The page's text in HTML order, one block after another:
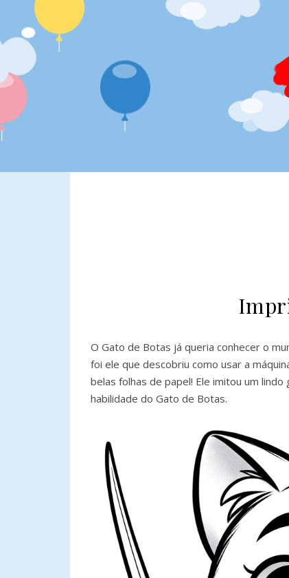
O Gato de Botas já queria conhecer o
foi ele que descobriu como usar a
belas folhas de papel! Ele imitou um
habilidade do Gato de Botas.